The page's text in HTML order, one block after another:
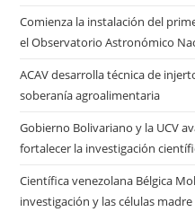
Comienza la instalación del
el Observatorio Astronómico
ACAV desarrolla técnica de
soberanía agroalimentaria
Gobierno Bolivariano y la UCV
fortalecer la investigación
Científica venezolana Bélgica
investigación y las células